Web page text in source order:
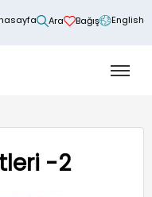
Ara Bağış English
-2